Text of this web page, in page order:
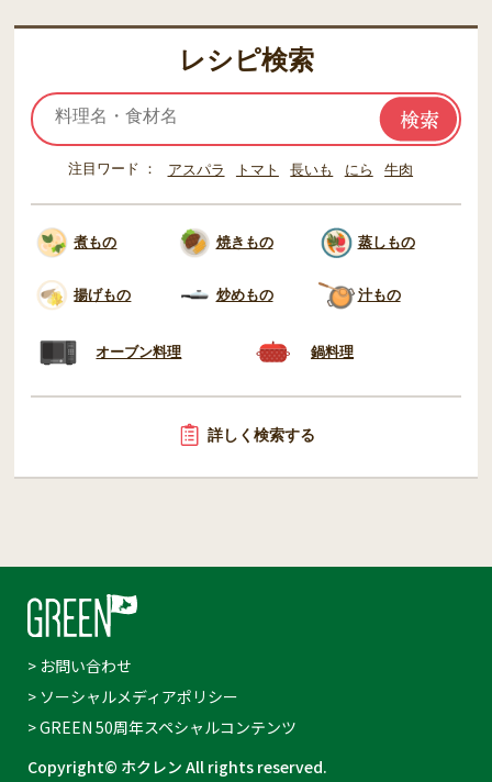
レシピ検索
注目ワード アスパラ トマト 長いも にら 牛肉
煮もの 焼きもの 蒸しもの
揚げもの 炒めもの 汁もの
オーブン料理 鍋料理
詳しく検索する
> お問い合わせ
> ソーシャルメディアポリシー
> GREEN 50周年スペシャルコンテンツ
Copyright© ホクレン All rights reserved.